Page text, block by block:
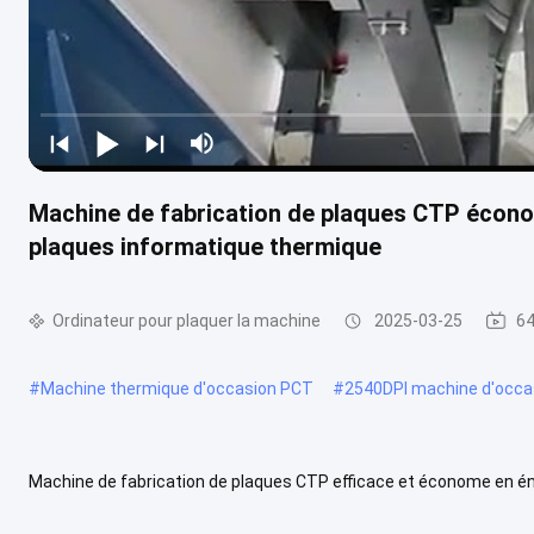
Machine de fabrication de plaques CTP
plaques informatique thermique
Ordinateur pour plaquer la machine 2025-03-25
#Machine thermique d'occasion PCT #2540DPI machine
Machine de fabrication de plaques CTP efficace et économe en